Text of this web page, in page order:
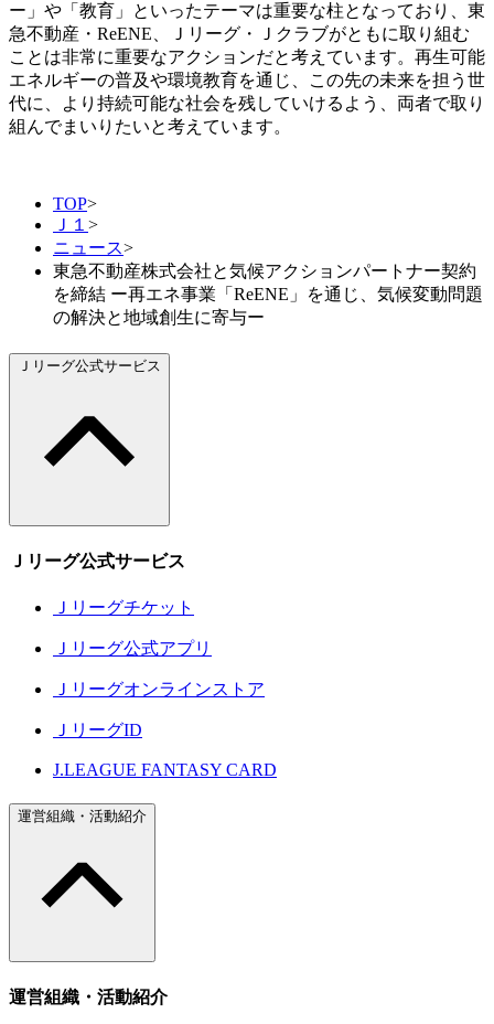
ー」や「教育」といったテーマは重要な柱となっており、東
急不動産・ReENE、Ｊリーグ・Ｊクラブがともに取り組む
ことは非常に重要なアクションだと考えています。再生可能
エネルギーの普及や環境教育を通じ、この先の未来を担う世
代に、より持続可能な社会を残していけるよう、両者で取り
組んでまいりたいと考えています。
TOP>
Ｊ１ >
ニュース>
東急不動産株式会社と気候アクションパートナー契約
を締結 ー再エネ事業「ReENE」を通じ、気候変動問題
の解決と地域創生に寄与ー
Ｊリーグ公式サービス
Ｊリーグ公式サービス
Ｊリーグチケット
Ｊリーグ公式アプリ
Ｊリーグオンラインストア
ＪリーグID
J.LEAGUE FANTASY CARD
運営組織・活動紹介
運営組織・活動紹介